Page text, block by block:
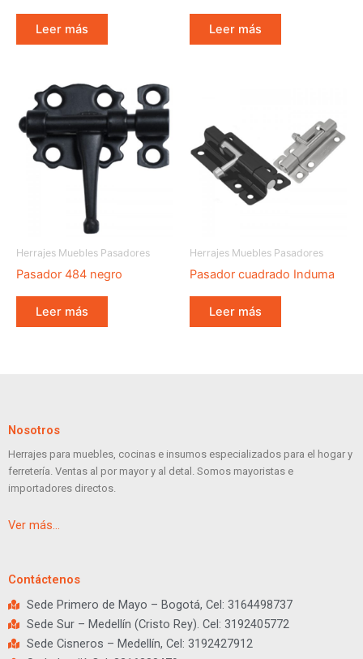
Leer más Leer más
Herrajes Muebles Pasadores
Pasador 484 negro
Leer más
Herrajes Muebles Pasadores
Pasador cuadrado Induma
Leer más
Nosotros
Herrajes para muebles, cocinas e insumos especializados para el hogar y
ferretería. Ventas al por mayor y al detal. Somos mayoristas e
importadores directos.
Ver más…
Contáctenos
Sede Primero de Mayo – Bogotá, Cel: 3164498737
Sede Sur – Medellín (Cristo Rey). Cel: 3192405772
Sede Cisneros – Medellín, Cel: 3192427912